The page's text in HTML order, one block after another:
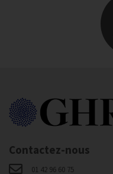
Contactez-nous
01 42 96 60 75